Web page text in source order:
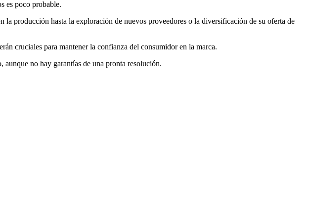
es poco probable.
producción hasta la exploración de nuevos proveedores o la diversificación de su oferta de
cruciales para mantener la confianza del consumidor en la marca.
aunque no hay garantías de una pronta resolución.